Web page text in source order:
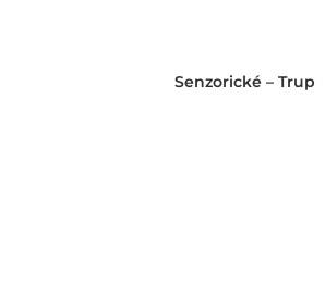
Senzorické – Trup